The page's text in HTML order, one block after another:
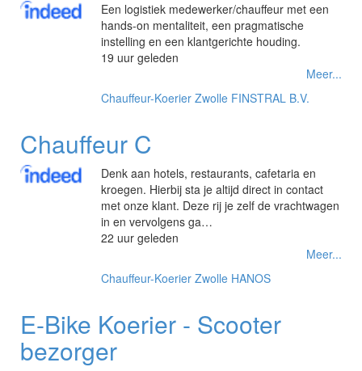
Een logistiek medewerker/chauffeur met een
hands-on mentaliteit, een pragmatische
instelling en een klantgerichte houding.
19 uur geleden
Meer...
Chauffeur-Koerier Zwolle FINSTRAL B.V.
Chauffeur C
Denk aan hotels, restaurants, cafetaria en
kroegen. Hierbij sta je altijd direct in contact
met onze klant. Deze rij je zelf de vrachtwagen
in en vervolgens ga…
22 uur geleden
Meer...
Chauffeur-Koerier Zwolle HANOS
E-Bike Koerier - Scooter
bezorger